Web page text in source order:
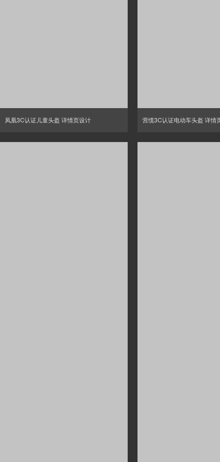
凤凰3C认证儿童头盔 详情页设计 营缆3C认证电动车头盔 详情